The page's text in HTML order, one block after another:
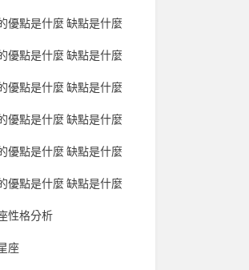
優點是什麼 缺點是什麼
優點是什麼 缺點是什麼
優點是什麼 缺點是什麼
優點是什麼 缺點是什麼
優點是什麼 缺點是什麼
優點是什麼 缺點是什麼
性格分析
座